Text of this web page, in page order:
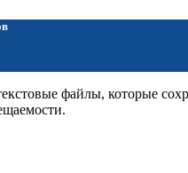
файлы, которые